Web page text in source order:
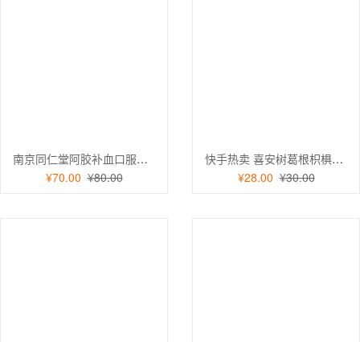
南京同仁堂阿胶补血口服液枸杞熟地黄补气血蓝帽保健品100ML
¥70.00 ¥80.00
快手热卖 喜安树葛根枳椇软胶囊保肝护肝养肝酒前服用保健品批发2瓶
¥28.00 ¥30.00